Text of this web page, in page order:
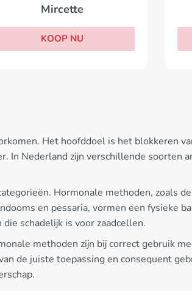
Mircette
KOOP NU
Het hoofddoel is het blokkeren
In Nederland zijn verschillende soorten
Hormonale methoden, zoals
en pessaria, vormen een fysieke
schadelijk is voor zaadcellen.
methoden zijn bij correct gebruik
de juiste toepassing en consequent